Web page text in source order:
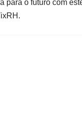
para o futuro com